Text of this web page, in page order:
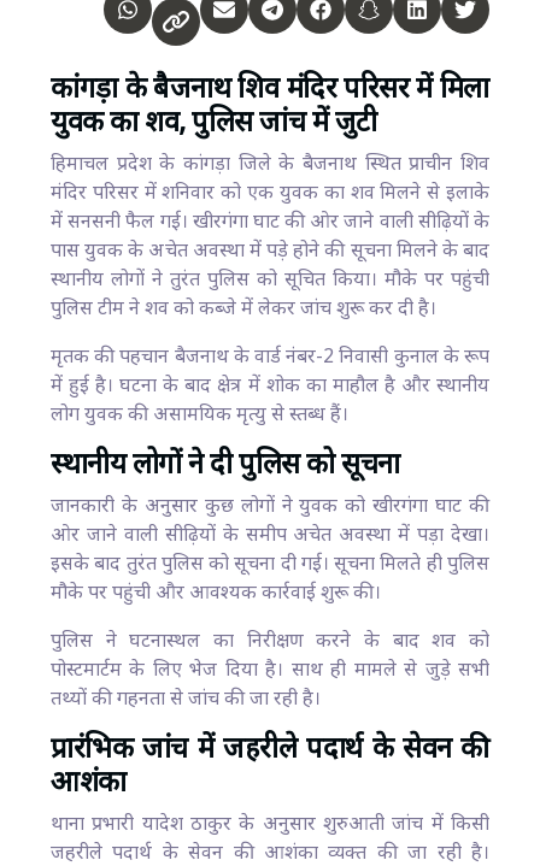
कांगड़ा के बैजनाथ शिव मंदिर परिसर में मिला
युवक का शव, पुलिस जांच में जुटी
हिमाचल प्रदेश के कांगड़ा जिले के बैजनाथ स्थित प्राचीन शिव
मंदिर परिसर में शनिवार को एक युवक का शव मिलने से इलाके
में सनसनी फैल गई। खीरगंगा घाट की ओर जाने वाली सीढ़ियों के
पास युवक के अचेत अवस्था में पड़े होने की सूचना मिलने के बाद
स्थानीय लोगों ने तुरंत पुलिस को सूचित किया। मौके पर पहुंची
पुलिस टीम ने शव को कब्जे में लेकर जांच शुरू कर दी है।
मृतक की पहचान बैजनाथ के वार्ड नंबर-2 निवासी कुनाल के रूप
में हुई है। घटना के बाद क्षेत्र में शोक का माहौल है और स्थानीय
लोग युवक की असामयिक मृत्यु से स्तब्ध हैं।
स्थानीय लोगों ने दी पुलिस को सूचना
जानकारी के अनुसार कुछ लोगों ने युवक को खीरगंगा घाट की
ओर जाने वाली सीढ़ियों के समीप अचेत अवस्था में पड़ा देखा।
इसके बाद तुरंत पुलिस को सूचना दी गई। सूचना मिलते ही पुलिस
मौके पर पहुंची और आवश्यक कार्रवाई शुरू की।
पुलिस ने घटनास्थल का निरीक्षण करने के बाद शव को
पोस्टमार्टम के लिए भेज दिया है। साथ ही मामले से जुड़े सभी
तथ्यों की गहनता से जांच की जा रही है।
प्रारंभिक जांच में जहरीले पदार्थ के सेवन की
आशंका
थाना प्रभारी यादेश ठाकुर के अनुसार शुरुआती जांच में किसी
जहरीले पदार्थ के सेवन की आशंका व्यक्त की जा रही है।